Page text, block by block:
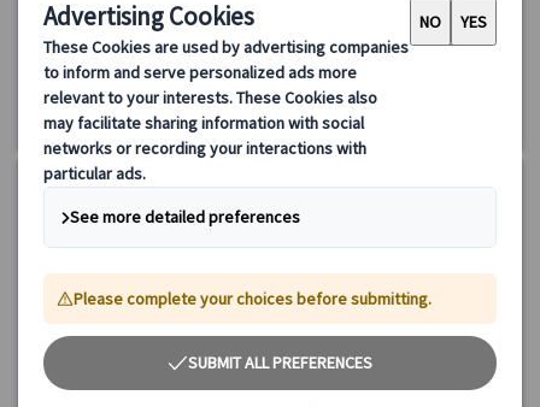
詳細を見る
水曜日
5/6・20、6月～8月、9/9・23、10/7、11/18、
2027年:1/13、2/10、3/10・24